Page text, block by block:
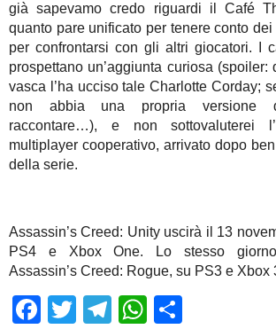
già sapevamo credo riguardi il Café
quanto pare unificato per tenere conto
per confrontarsi con gli altri giocatori. I
prospettano un’aggiunta curiosa
vasca l’ha ucciso tale Charlotte Corday;
non abbia una propria versione
raccontare…), e non sottovaluterei
multiplayer cooperativo, arrivato dopo
della serie.
Assassin’s Creed: Unity uscirà il 13
PS4 e Xbox One. Lo stesso
Assassin’s Creed: Rogue, su PS3 e Xbox
Facebook
TwitterTelegram
WhatsApp